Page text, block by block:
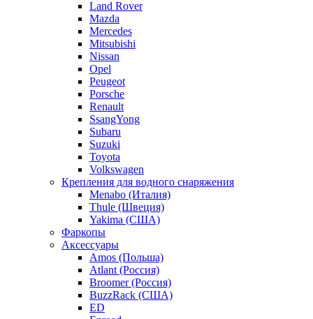
Land Rover
Mazda
Mercedes
Mitsubishi
Nissan
Opel
Peugeot
Porsche
Renault
SsangYong
Subaru
Suzuki
Toyota
Volkswagen
Крепления для водного снаряжения
Menabo (Италия)
Thule (Швеция)
Yakima (США)
Фаркопы
Аксессуары
Amos (Польша)
Atlant (Россия)
Broomer (Россия)
BuzzRack (США)
ED